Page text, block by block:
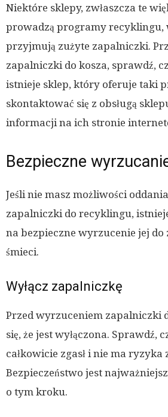
Niektóre sklepy, zwłaszcza te
prowadzą programy
przyjmują zużyte zapalniczki.
zapalniczki do kosza, sprawdź,
istnieje sklep, który oferuje taki
skontaktować się z obsługą
informacji na ich stronie
Bezpieczne
Jeśli nie masz możliwości
zapalniczki do recyklingu,
na bezpieczne wyrzucenie jej do
śmieci.
Wyłącz zapalniczkę
Przed wyrzuceniem zapalniczki
się, że jest wyłączona. Sprawdź,
całkowicie zgasł i nie ma ryzyka
Bezpieczeństwo jest
o tym kroku.